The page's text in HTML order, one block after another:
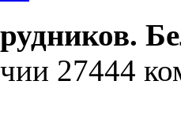
27444